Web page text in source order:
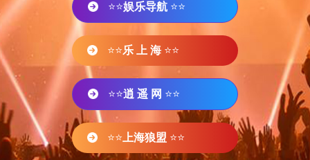
⭐⭐娱乐导航 ⭐⭐
⭐⭐乐 上 海 ⭐⭐
⭐⭐逍 遥 网 ⭐⭐
⭐⭐ 上海狼盟 ⭐⭐